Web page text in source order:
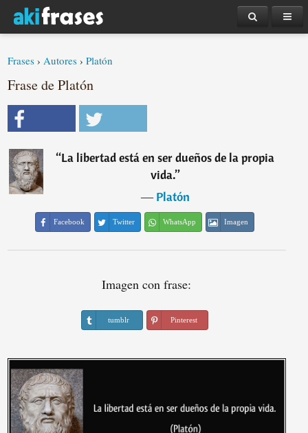
Frases ›Autores ›Platón
Frase de Platón
“La libertad está en ser dueños de la propia
vida.”
―Platón
Facebook Twitter WhatsApp Imagen
Imagen con frase:
tumblr Pinterest